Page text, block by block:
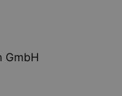
GmbH
Webseite